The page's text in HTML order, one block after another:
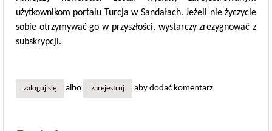
użytkownikom portalu Turcja w Sandałach. Jeżeli nie życzycie
sobie otrzymywać go w przyszłości, wystarczy zrezygnować z
subskrypcji.
zaloguj się albo zarejestruj aby dodać komentarz